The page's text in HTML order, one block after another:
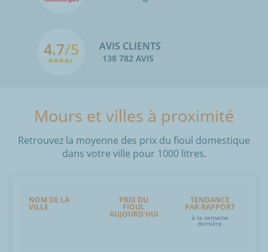
4.7/5 AVIS CLIENTS
138 782 AVIS
Mours et villes à proximité
Retrouvez la moyenne des prix du fioul domestique
dans votre ville pour 1000 litres.
NOM DE LA
VILLE
PRIX DU
FIOUL
AUJOURD'HUI
TENDANCE
PAR RAPPORT
à la semaine
dernière